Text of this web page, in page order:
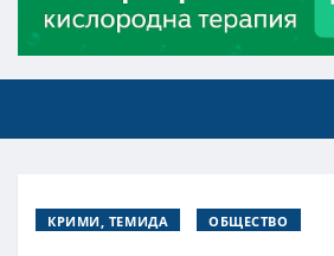
КРИМИ, ТЕМИДА ОБЩЕСТВО